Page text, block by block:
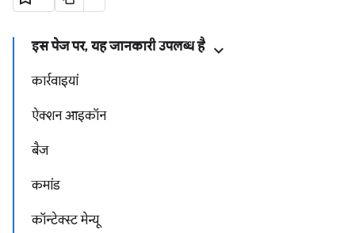
इस पेज पर, यह जानकारी उपलब्ध है
कार्रवाइयां
ऐक्शन आइकॉन
बैज
कमांड
कॉन्टेक्स्ट मेन्यू